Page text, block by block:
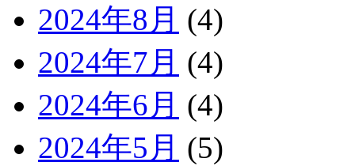
2024年8月 (4)
2024年7月 (4)
2024年6月 (4)
2024年5月 (5)